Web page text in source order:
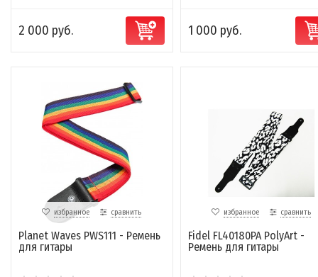
2 000 руб. 1 000 руб.
избранное сравнить
Planet Waves PWS111 - Ремень
для гитары
избранное сравнить
Fidel FL40180PA PolyArt -
Ремень для гитары